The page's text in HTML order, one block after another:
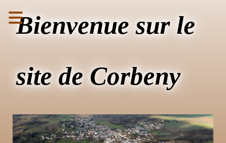
Bienvenue sur le
site de Corbeny